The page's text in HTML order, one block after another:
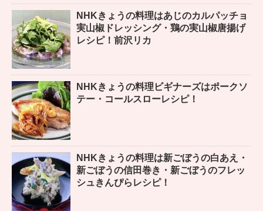
NHKきょうの料理はあじのカルパッチョ
実山椒ドレッシング・鶏の実山椒唐揚げ
レシピ！前沢リカ
NHKきょうの料理ビギナーズはポークソ
テー・コールスローレシピ！
NHKきょうの料理は新ごぼうの白あえ・
新ごぼうの信田巻き・新ごぼうのフレッ
シュきんぴらレシピ！